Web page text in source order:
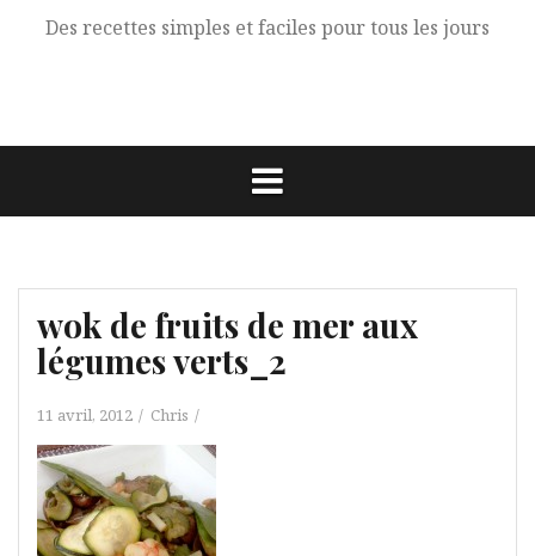
Des recettes simples et faciles pour tous les jours
wok de fruits de mer aux
légumes verts_2
11 avril, 2012 Chris